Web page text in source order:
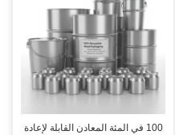
100 في المئة المعادن القابلة لإعادة